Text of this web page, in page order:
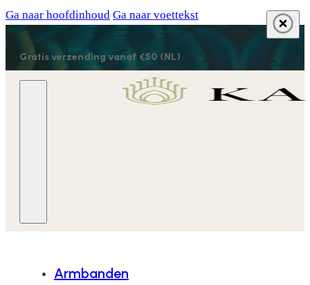
Ga naar hoofdinhoud Ga naar voettekst
Gratis verzending vanaf €50 (NL)
Armbanden